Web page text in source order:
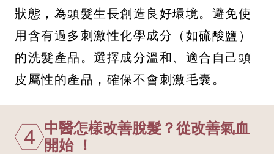
狀態，為頭髮生長創造良好環境。避免使
用含有過多刺激性化學成分（如硫酸鹽）
的洗髮產品。選擇成分溫和、適合自己頭
皮屬性的產品，確保不會刺激毛囊。
4 中醫怎樣改善脫髮？從改善氣血
開始 ！